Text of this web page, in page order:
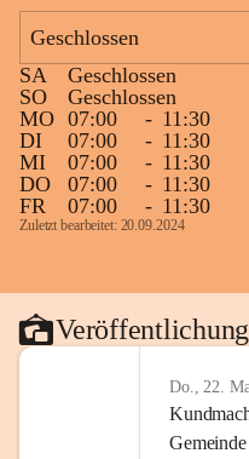
Geschlossen
SA
Geschlossen
SO
Geschlossen
MO 07:00 - 11:30
DI
07:00 - 11:30
MI
07:00 - 11:30
DO
07:00 - 11:30
FR
07:00 - 11:30
Zuletzt bearbeitet: 20.09.2024
Do., 22.